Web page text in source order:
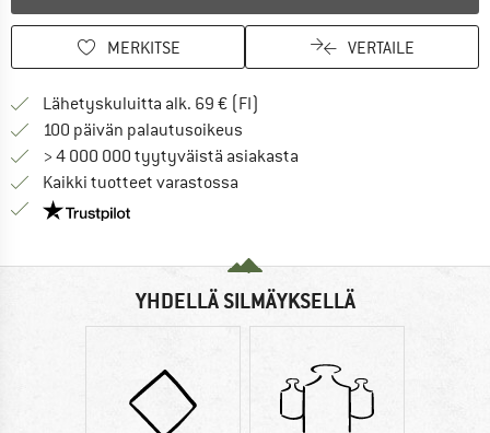
MERKITSE VERTAILE
Lähetyskuluitta alk. 69 € (FI)
100 päivän palautusoikeus
> 4 000 000 tyytyväistä asiakasta
Kaikki tuotteet varastossa
Meillä on Trustpilot -sertifiointi - lue lisää tästä!
YHDELLÄ SILMÄYKSELLÄ